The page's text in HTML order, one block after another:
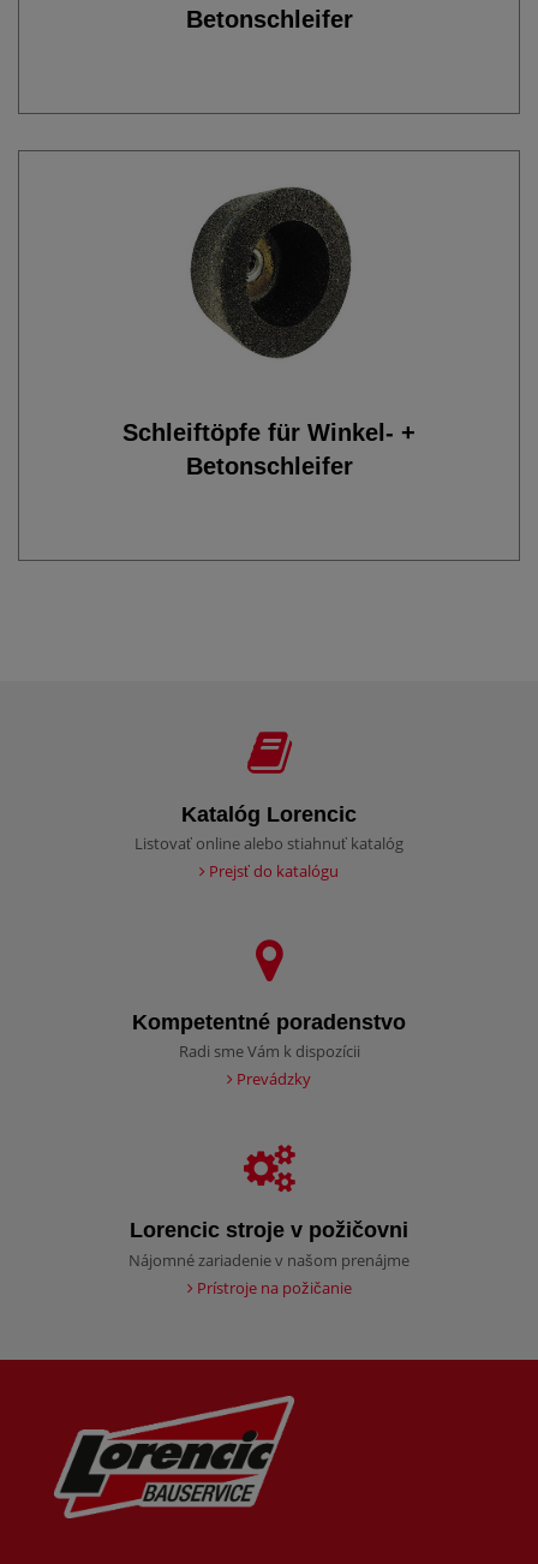
Betonschleifer
Schleiftöpfe für Winkel- +
Betonschleifer
Katalóg Lorencic
Listovať online alebo stiahnuť katalóg
Prejsť do katalógu
Kompetentné poradenstvo
Radi sme Vám k dispozícii
Prevádzky
Lorencic stroje v požičovni
Nájomné zariadenie v našom prenájme
Prístroje na požičanie